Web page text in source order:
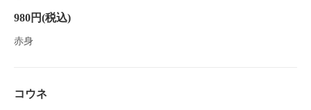
980円(税込)
赤身
コウネ